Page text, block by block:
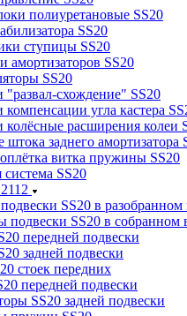
полиуретановые SS20
SS20
ступицы SS20
амортизаторов SS20
SS20
"развал-схождение" SS20
компенсации угла кастера
колёсные расширения колеи
штока заднего амортизатора
витка пружины SS20
система SS20
SS20 в разобранном
подвески SS20 в собранном
передней подвески
задней подвески
стоек передних
передней подвески
SS20 задней подвески